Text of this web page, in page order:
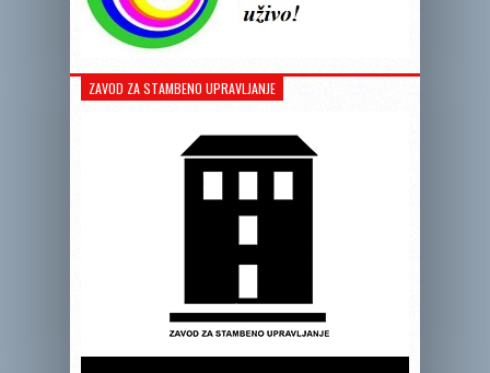
ZAVOD ZA STAMBENO UPRAVLJANJE